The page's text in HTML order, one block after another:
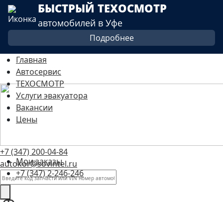
БЫСТРЫЙ ТЕХОСМОТР
автомобилей в Уфе
Подробнее
Главная
Автосервис
ТЕХОСМОТР
Услуги эвакуатора
Вакансии
Цены
Мои заказы
+7 (347) 2-246-246
+7 (347) 200-04-84
autokor@sovintel.ru